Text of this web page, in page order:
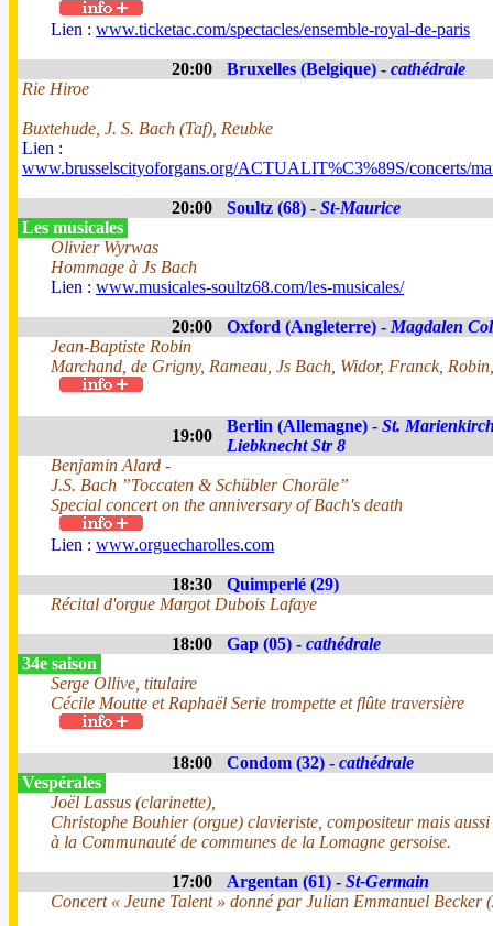
Lien : www.ticketac.com/spectacles/ensemble-royal-de-paris
20:00 Bruxelles (Belgique) - cathédrale
Rie Hiroe
Buxtehude, J. S. Bach (Taf), Reubke
Lien :
www.brusselscityoforgans.org/ACTUALIT%C3%89S/concerts/
20:00 Soultz (68) - St-Maurice
Les musicales
Olivier Wyrwas
Hommage à Js Bach
Lien : www.musicales-soultz68.com/les-musicales/
20:00 Oxford (Angleterre) - Magdalen
Jean-Baptiste Robin
Marchand, de Grigny, Rameau, Js Bach, Widor, Franck,
19:00
Berlin (Allemagne) - St.
Liebknecht Str 8
Benjamin Alard -
J.S. Bach ”Toccaten & Schübler Choräle”
Special concert on the anniversary of Bach's death
Lien : www.orguecharolles.com
18:30
Quimperlé (29)
Récital d'orgue Margot Dubois Lafaye
18:00 Gap (05) - cathédrale
34e saison
Serge Ollive, titulaire
Cécile Moutte et Raphaël Serie trompette et flûte traversière
18:00 Condom (32) - cathédrale
Vespérales
Joël Lassus (clarinette),
Christophe Bouhier (orgue) clavieriste, compositeur mais
à la Communauté de communes de la Lomagne gersoise.
17:00 Argentan (61) - St-Germain
Concert « Jeune Talent » donné par Julian Emmanuel Becker